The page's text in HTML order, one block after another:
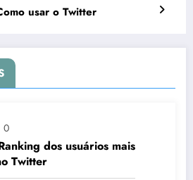
usar o Twitter
0
dos usuários mais
Twitter